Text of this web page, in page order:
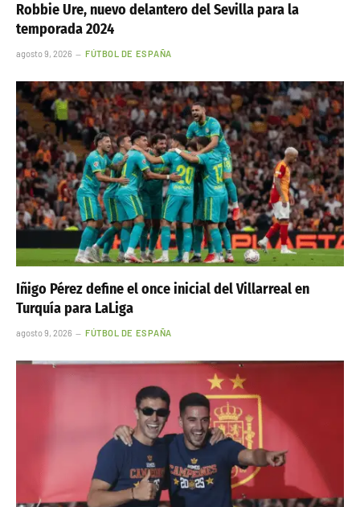
Robbie Ure, nuevo delantero del Sevilla para la
temporada 2024
agosto 9, 2026 FÚTBOL DE ESPAÑA
Iñigo Pérez define el once inicial del Villarreal en
Turquía para LaLiga
agosto 9, 2026 FÚTBOL DE ESPAÑA